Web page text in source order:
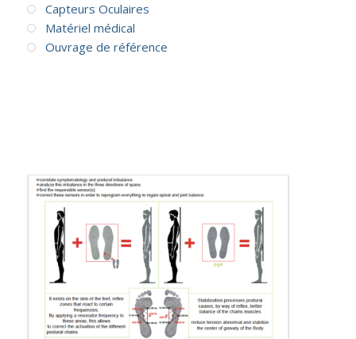
Capteurs Oculaires
Matériel médical
Ouvrage de référence